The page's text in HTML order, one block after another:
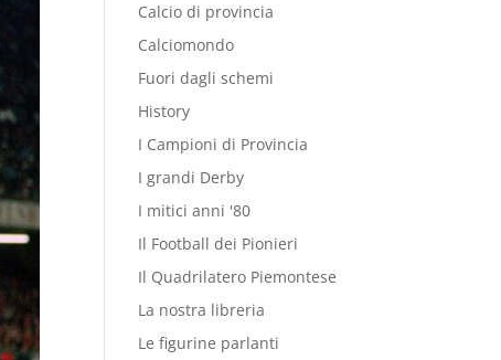
Calcio di provincia
Calciomondo
Fuori dagli schemi
History
I Campioni di Provincia
I grandi Derby
I mitici anni '80
Il Football dei Pionieri
Il Quadrilatero Piemontese
La nostra libreria
Le figurine parlanti